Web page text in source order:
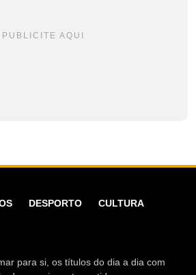
PUBLICITE AQUI
DESPORTO
CULTURA
para si, os títulos do dia a dia com